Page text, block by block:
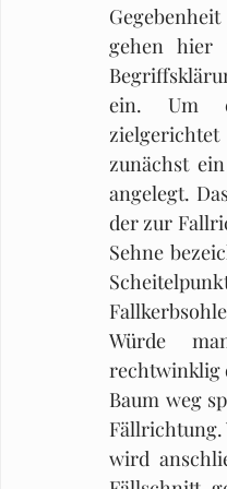
gehen hier
ein. Um
zunächst
angelegt.
der zur
Sehne
Würde
rechtwinklig
Baum weg
Fällrichtung.
wird